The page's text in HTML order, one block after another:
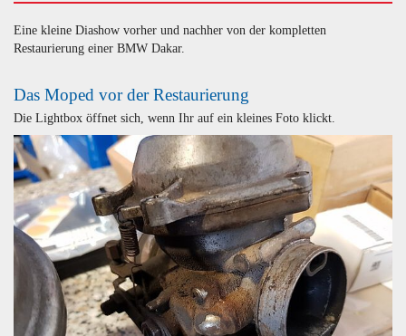
Eine kleine Diashow vorher und nachher von der kompletten
Restaurierung einer BMW Dakar.
Das Moped vor der Restaurierung
Die Lightbox öffnet sich, wenn Ihr auf ein kleines Foto klickt.